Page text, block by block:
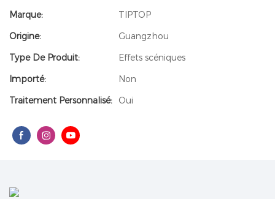
Marque:
TIPTOP
Origine:
Guangzhou
Type De Produit:
Effets scéniques
Importé:
Non
Traitement Personnalisé:
Oui